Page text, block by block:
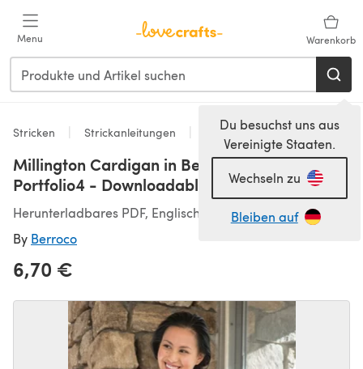
Menu Warenkorb
Du besuchst uns aus
Vereinigte Staaten.
Wechseln zu
Bleiben auf
Stricken Strickanleitungen Strickjacken
Millington Cardigan in Berroco Ultra Wool -
Portfolio4 - Downloadable PDF
Herunterladbares PDF, Englisch
By Berroco
6,70 €